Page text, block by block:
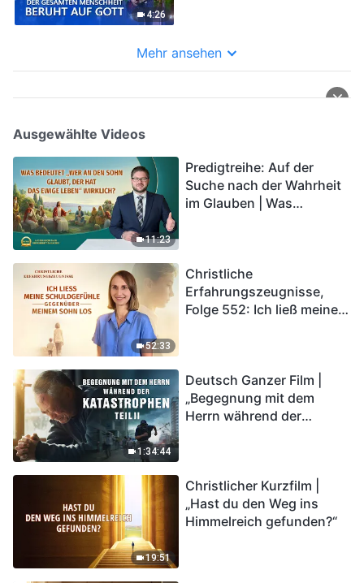
4:26
Mehr ansehen
Ausgewählte Videos
11:23
Predigtreihe: Auf der
Suche nach der Wahrheit
im Glauben | Was
52:33
Christliche
Erfahrungszeugnisse,
Folge 552: Ich ließ meine
1:34:44
Deutsch Ganzer Film |
„Begegnung mit dem
Herrn während der
in das Königreich Gottes
eintreten?
19:51
Christlicher Kurzfilm |
„Hast du den Weg ins
Himmelreich gefunden?“